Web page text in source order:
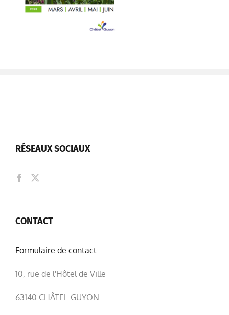
RÉSEAUX SOCIAUX
CONTACT
Formulaire de contact
10, rue de l'Hôtel de Ville
63140 CHÂTEL-GUYON